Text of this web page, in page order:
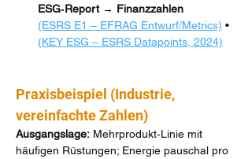
ESG‑Report → Finanzzahlen
(ESRS E1 – EFRAG Entwurf/Metrics) •
(KEY ESG – ESRS Datapoints, 2024)
Praxisbeispiel (Industrie,
vereinfachte Zahlen)
Ausgangslage: Mehrprodukt‑Linie mit
häufigen Rüstungen; Energie pauschal pro